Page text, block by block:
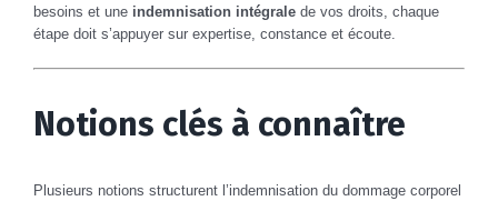
besoins et une indemnisation intégrale de vos droits, chaque
étape doit s’appuyer sur expertise, constance et écoute.
Notions clés à connaître
Plusieurs notions structurent l’indemnisation du dommage corporel